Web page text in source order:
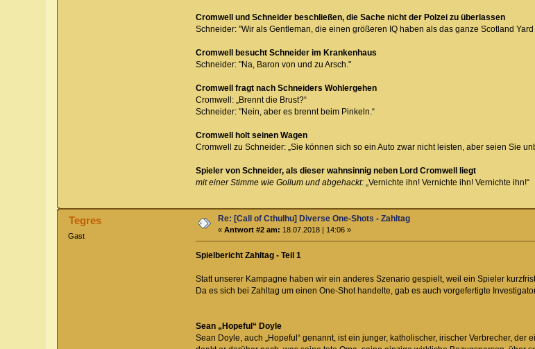
Cromwell und Schneider beschließen, die Sache nicht der Polzei zu überlassen
Schneider: "Wir als Gentleman, die einen größeren IQ haben als das ganze Scotland
Cromwell besucht Schneider im Krankenhaus
Schneider: "Na, Baron von und zu Arsch."
Cromwell fragt nach Schneiders Wohlergehen
Cromwell: „Brennt die Brust?“
Schneider: "Nein, aber es brennt beim Pinkeln.“
Cromwell holt seinen Wagen
Cromwell zu Schneider: „Sie können sich so ein Auto zwar nicht leisten, aber seien Sie
Spieler von Schneider, als dieser wahnsinnig neben Lord Cromwell liegt
mit einer Stimme wie Gollum und abgehackt: „Vernichte ihn! Vernichte ihn! Vernichte ihn!“
Tegres
Gast
Re: [Call of Cthulhu] Diverse One-Shots - Zahltag
«Antwort #2 am: 18.07.2018 | 14:06 »
Spielbericht Zahltag - Teil 1
Statt unserer Kampagne haben wir ein anderes Szenario gespielt, weil ein Spieler
Da es sich bei Zahltag um einen One-Shot handelte, gab es auch vorgefertigte
Sean „Hopeful“ Doyle
Sean Doyle, auch „Hopeful“ genannt, ist ein junger, katholischer, irischer Verbrecher,